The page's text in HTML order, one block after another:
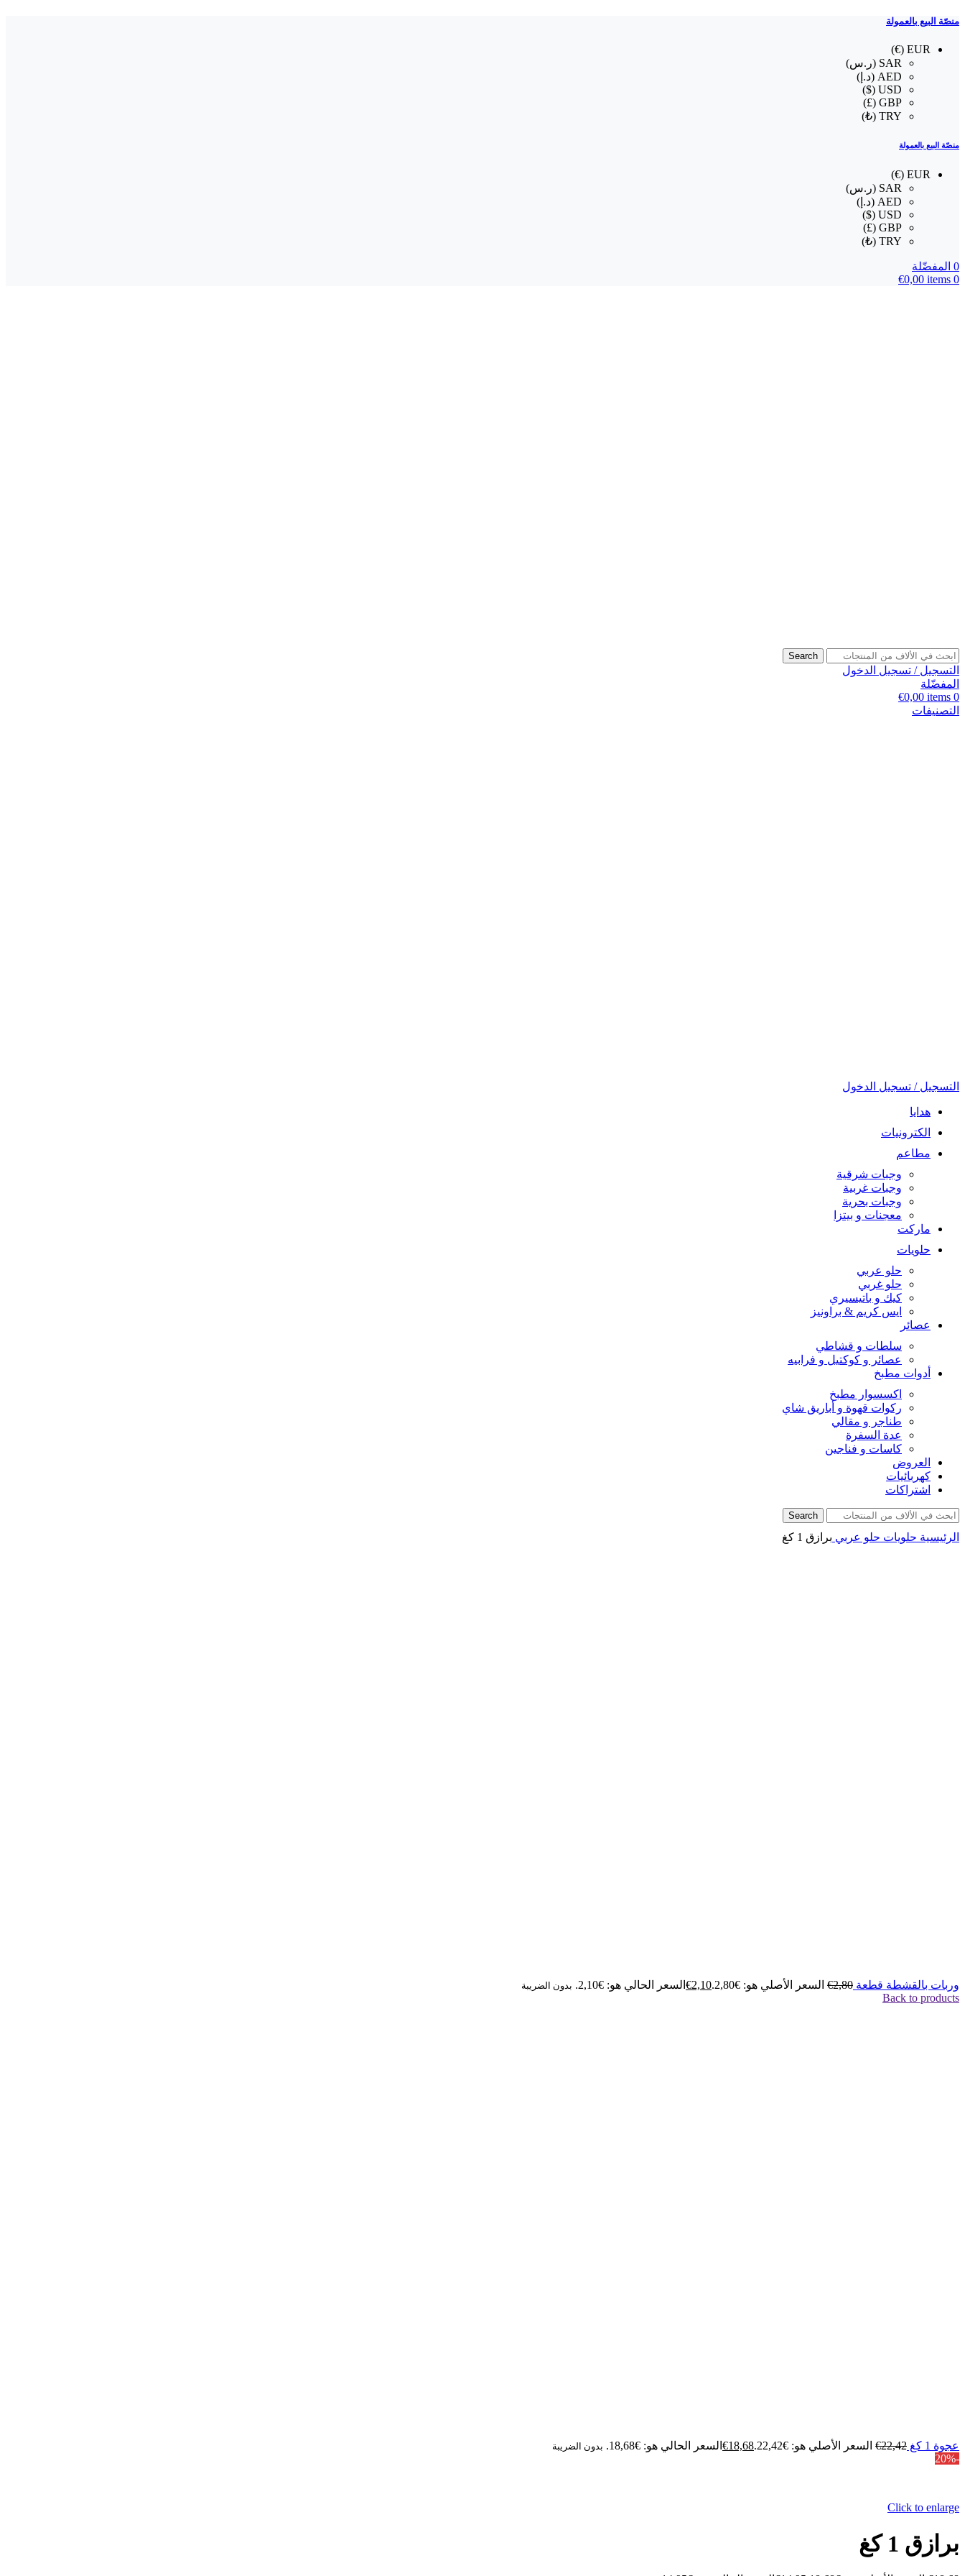
منصّة البيع بالعمولة
EUR (€)
SAR (ر.س)
AED (د.إ)
USD ($)
GBP (£)
TRY (₺)
منصّة البيع بالعمولة
EUR (€)
SAR (ر.س)
AED (د.إ)
USD ($)
GBP (£)
TRY (₺)
0 المفضّلة
0
items
€0,00
Search
التسجيل / تسجيل الدخول
المفضّلة
0
items
€0,00
التصنيفات
التسجيل / تسجيل الدخول
هدايا
الكترونيات
مطاعم
وجبات شرقية
وجبات غربية
وجبات بحرية
معجنات و بيتزا
ماركت
حلويات
حلو عربي
حلو غربي
كيك و باتيسيري
ايس كريم & براونيز
عصائر
سلطات و قشاطي
عصائر و كوكتيل و فرابيه
أدوات مطبخ
اكسسوار مطبخ
ركوات قهوة و أباريق شاي
طناجر و مقالي
عدة السفرة
كاسات و فناجين
العروض
كهربائيات
اشتراكات
Search
الرئيسية حلويات حلو عربي برازق 1 كغ
وربات بالقشطة قطعة €2,80 السعر الأصلي هو: €2,80. €2,10 السعر الحالي هو: €2,10. بدون الضريبة
Back to products
عجوة 1 كغ €22,42 السعر الأصلي هو: €22,42. €18,68 السعر الحالي هو: €18,68. بدون الضريبة
-20%
Click to enlarge
برازق 1 كغ